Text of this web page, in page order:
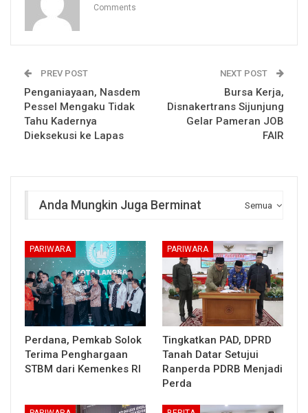
Comments
PREV POST
Penganiayaan, Nasdem
Pessel Mengaku Tidak
Tahu Kadernya
Dieksekusi ke Lapas
NEXT POST
Bursa Kerja,
Disnakertrans Sijunjung
Gelar Pameran JOB
FAIR
Semua
Anda Mungkin Juga Berminat
PARIWARA
Perdana, Pemkab Solok
Terima Penghargaan
STBM dari Kemenkes RI
PARIWARA
Tingkatkan PAD, DPRD
Tanah Datar Setujui
Ranperda PDRB Menjadi
Perda